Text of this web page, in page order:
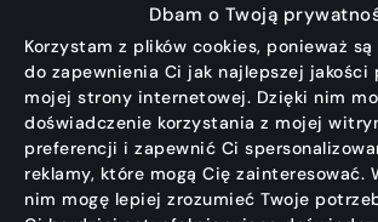
Dbam o Twoją
Korzystam z plików cookies, ponieważ
do zapewnienia Ci jak najlepszej jakości
mojej strony internetowej. Dzięki nim
doświadczenie korzystania z mojej
preferencji i zapewnić Ci
reklamy, które mogą Cię zainteresować.
nim mogę lepiej zrozumieć Twoje
co to jest
używać?
Następny
Chaos
czyli
Netflix sam